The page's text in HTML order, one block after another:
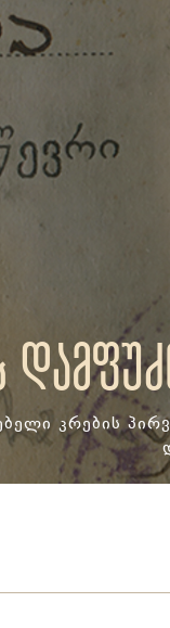
კრების